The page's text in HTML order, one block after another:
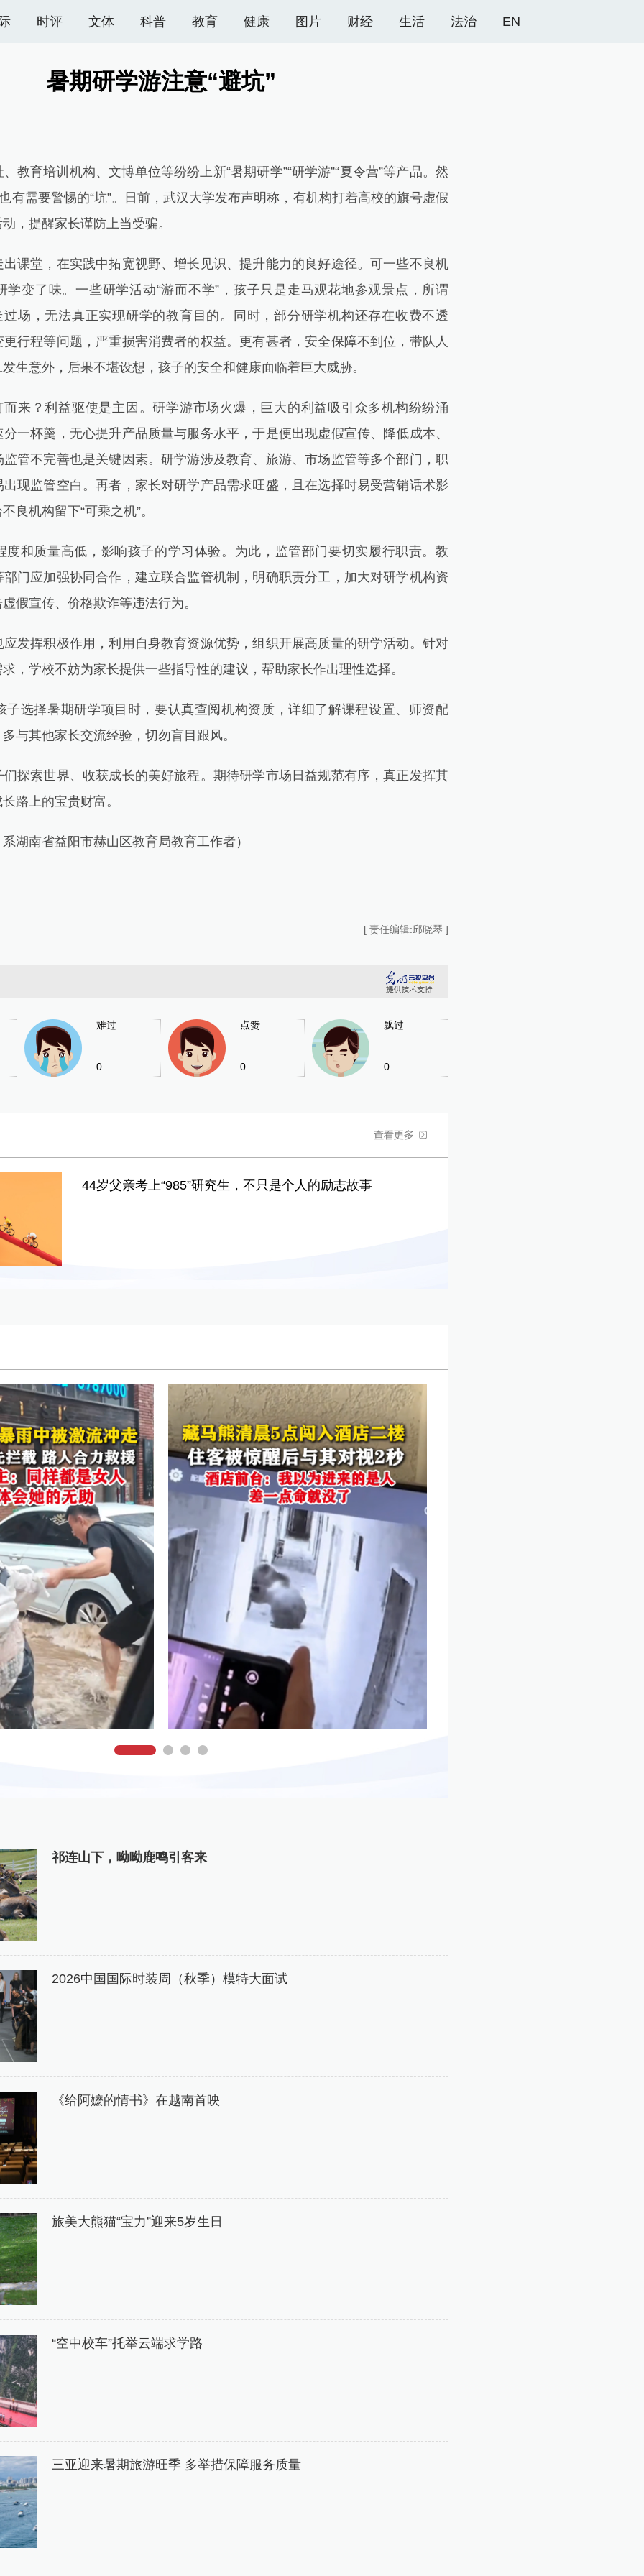
时评 文体 科普 教育 健康 图片 财经 生活 法治 EN
暑期研学游注意“避坑”
育培训机构、文博单位等纷纷上新“暑期研学”“研学游”“夏令营”等产品。然
有需要警惕的“坑”。日前，武汉大学发布声明称，有机构打着高校的旗号虚假
，提醒家长谨防上当受骗。
堂，在实践中拓宽视野、增长见识、提升能力的良好途径。可一些不良机
学变了味。一些研学活动“游而不学”，孩子只是走马观花地参观景点，所谓
过场，无法真正实现研学的教育目的。同时，部分研学机构还存在收费不透
行程等问题，严重损害消费者的权益。更有甚者，安全保障不到位，带队人
生意外，后果不堪设想，孩子的安全和健康面临着巨大威胁。
？利益驱使是主因。研学游市场火爆，巨大的利益吸引众多机构纷纷涌
一杯羹，无心提升产品质量与服务水平，于是便出现虚假宣传、降低成本、
管不完善也是关键因素。研学游涉及教育、旅游、市场监管等多个部门，职
现监管空白。再者，家长对研学产品需求旺盛，且在选择时易受营销话术影
良机构留下“可乘之机”。
质量高低，影响孩子的学习体验。为此，监管部门要切实履行职责。教
门应加强协同合作，建立联合监管机制，明确职责分工，加大对研学机构资
假宣传、价格欺诈等违法行为。
挥积极作用，利用自身教育资源优势，组织开展高质量的研学活动。针对
，学校不妨为家长提供一些指导性的建议，帮助家长作出理性选择。
择暑期研学项目时，要认真查阅机构资质，详细了解课程设置、师资配
与其他家长交流经验，切勿盲目跟风。
索世界、收获成长的美好旅程。期待研学市场日益规范有序，真正发挥其
路上的宝贵财富。
南省益阳市赫山区教育局教育工作者）
[ 责任编辑:邱晓琴 ]
难过
0
点赞
0
飘过
0
44岁父亲考上“985”研究生，不只是个人的励志故事
祁连山下，呦呦鹿鸣引客来
2026中国国际时装周（秋季）模特大面试
《给阿嬷的情书》在越南首映
旅美大熊猫“宝力”迎来5岁生日
“空中校车”托举云端求学路
三亚迎来暑期旅游旺季 多举措保障服务质量